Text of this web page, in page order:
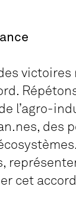
victoires
l’agro-
des
cet accord